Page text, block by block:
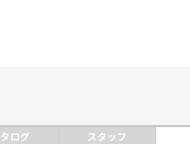
ログ スタッフ